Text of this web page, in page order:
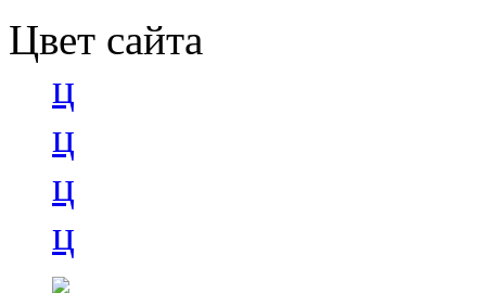
Цвет сайта
ц
ц
ц
ц